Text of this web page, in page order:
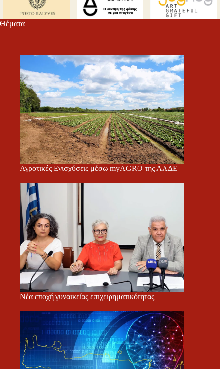
Θέματα
Αγροτικές Ενισχύσεις μέσω myAGRO της ΑΑΔΕ
Νέα εποχή γυναικείας επιχειρηματικότητας